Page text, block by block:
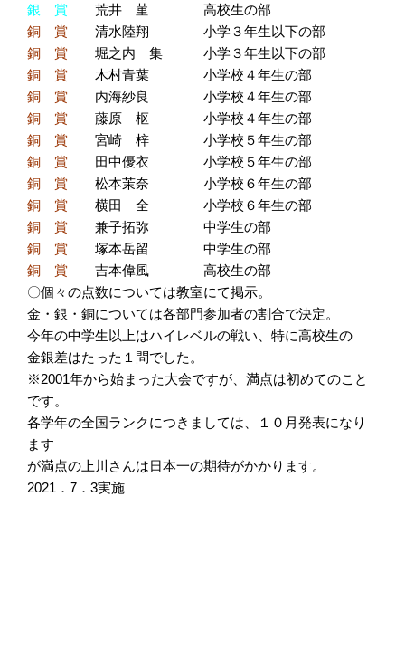
銀 賞 荒井 菫 高校生の部
銅 賞 清水陸翔 小学３年生以下の部
銅 賞 堀之内 集 小学３年生以下の部
銅 賞 木村青葉 小学校４年生の部
銅 賞 内海紗良 小学校４年生の部
銅 賞 藤原 枢 小学校４年生の部
銅 賞 宮崎 梓 小学校５年生の部
銅 賞 田中優衣 小学校５年生の部
銅 賞 松本茉奈 小学校６年生の部
銅 賞 横田 全 小学校６年生の部
銅 賞 兼子拓弥 中学生の部
銅 賞 塚本岳留 中学生の部
銅 賞 吉本偉風 高校生の部
〇個々の点数については教室にて掲示。
金・銀・銅については各部門参加者の割合で決定。
今年の中学生以上はハイレベルの戦い、特に高校生の
金銀差はたった１問でした。
※2001年から始まった大会ですが、満点は初めてのこと
です。
各学年の全国ランクにつきましては、１０月発表になり
ます
が満点の上川さんは日本一の期待がかかります。
2021．7．3実施